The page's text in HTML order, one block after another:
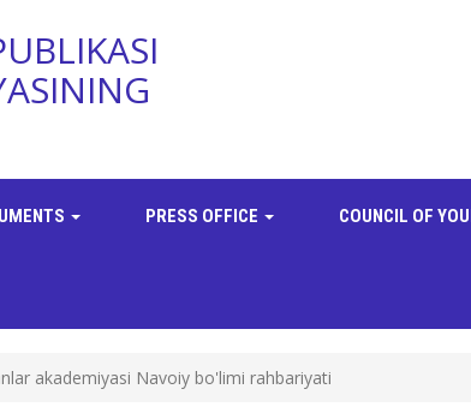
PRESS OFFICE COUNCIL OF
akademiyasi Navoiy bo'limi rahbariyati